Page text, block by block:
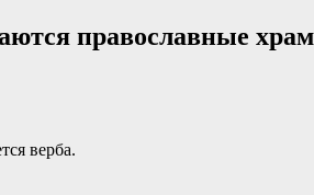
православные
верба.